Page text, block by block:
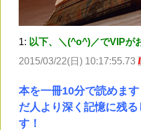
1: 以下、＼(^o^)／でVIPが
2015/03/22(日) 10:17:55.73
本を一冊10分で読めま
だ人より深く記憶に残
す！